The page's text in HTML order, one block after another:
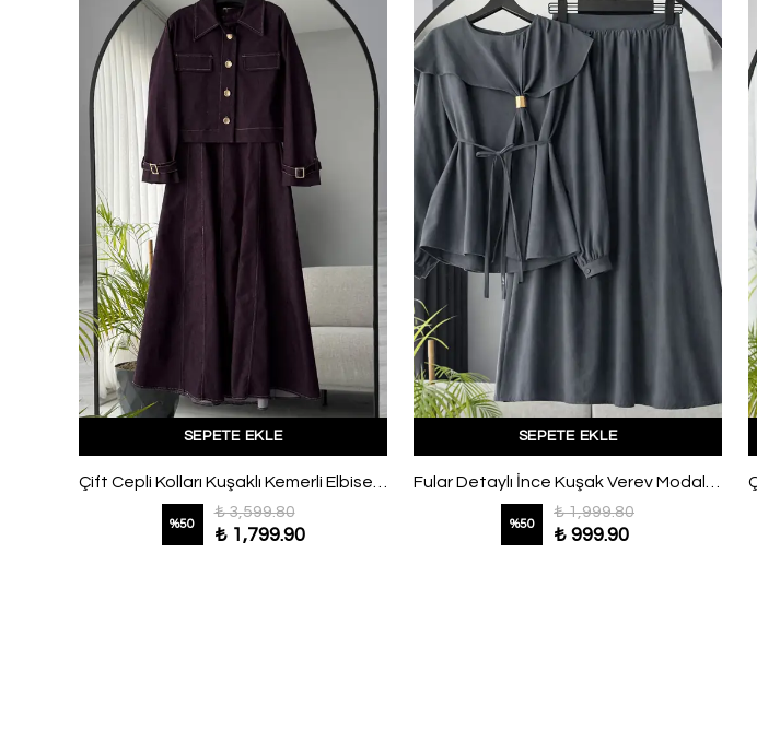
SEPETE EKLE
Çift Cepli Kolları Kuşaklı Kemerli Elbiseli Kot Takım Mürdüm
%50
₺ 3,599.80
₺ 1,799.90
SEPETE EKLE
Fular Detaylı İnce Kuşak Verev Modal Etekli Takım Füme
%50
₺ 1,999.80
₺ 999.90